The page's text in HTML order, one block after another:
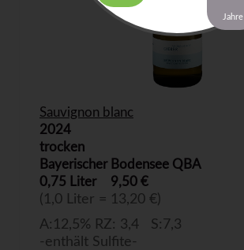
Sauvignon blanc
2024
trocken
Bayerischer Bodensee QBA
0,75 Liter
9,50 €
(1,0 Liter = 13,20 €)
A:12,5% RZ: 3,4 S:7,3
-enthält Sulfite-
Jahre